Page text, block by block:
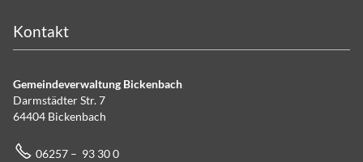
Kontakt
Gemeindeverwaltung Bickenbach
Darmstädter Str. 7
64404 Bickenbach
06257 – 93 30 0